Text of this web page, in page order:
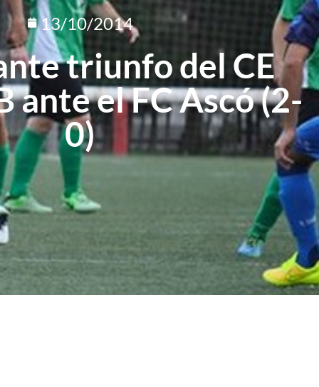
13/10/2014
triunfo del CE
ante el FC Ascó (2-
0)